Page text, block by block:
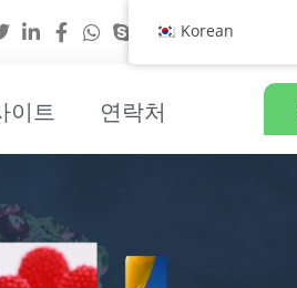
이트 연락처
Korean